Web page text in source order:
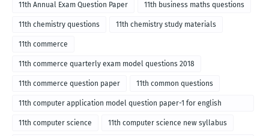
11th Annual Exam Question Paper 11th business maths questions
11th chemistry questions 11th chemistry study materials
11th commerce
11th commerce quarterly exam model questions 2018
11th commerce question paper 11th common questions
11th computer application model question paper-1 for english
medium-2018
11th computer science 11th computer science new syllabus